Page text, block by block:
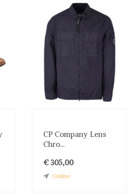
CP Company Lens
Chro...
€ 305,00
Online